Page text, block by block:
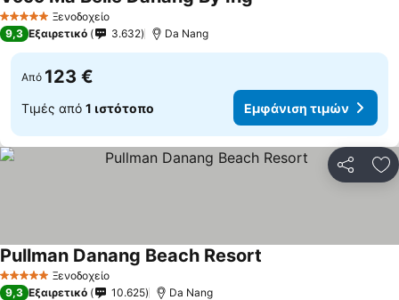
5 Αστέρια Ξενοδοχείο
9,3 Εξαιρετικό 3.632 Da Nang
Από 123 €
Τιμές από 1 ιστότοπο Εμφάνιση τιμών
5 Αστέρια Ξενοδοχείο
Pullman Danang Beach Resort
9,3 Εξαιρετικό 10.625 Da Nang